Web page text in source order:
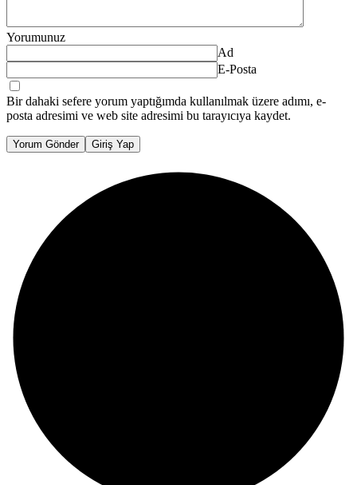
Yorumunuz
Ad
E-Posta
Bir dahaki sefere yorum yaptığımda kullanılmak üzere adımı, e-
posta adresimi ve web site adresimi bu tarayıcıya kaydet.
Yorum Gönder Giriş Yap